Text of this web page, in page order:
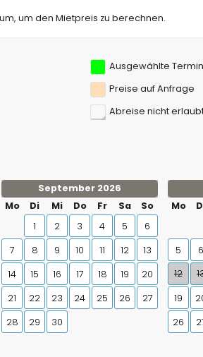
um den Mietpreis zu berechnen.
Ausgewählte
Preise auf Anfrage
Abreise nicht
September 2026
Mo
Di Mi Do Fr Sa
So
1
2 3 4 5
6
7
8 9 10 11 12
13
14
15 16 17 18 19
20
21
22 23 24 25 26
27
28
29 30
Mo
5
6
12
19
26